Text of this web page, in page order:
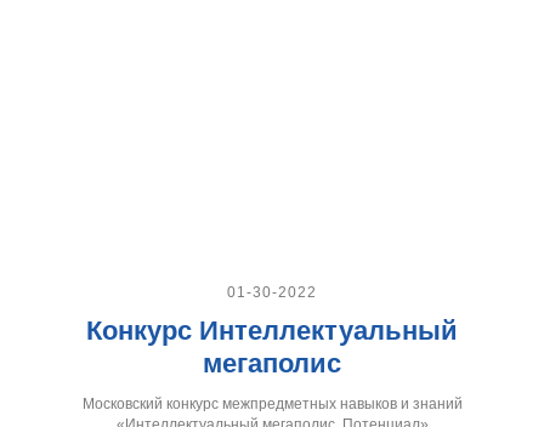
01-30-2022
Конкурс Интеллектуальный
мегаполис
Московский конкурс межпредметных навыков и знаний